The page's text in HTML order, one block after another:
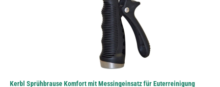
Kerbl Sprühbrause Komfort mit Messingeinsatz für Euterreinigung